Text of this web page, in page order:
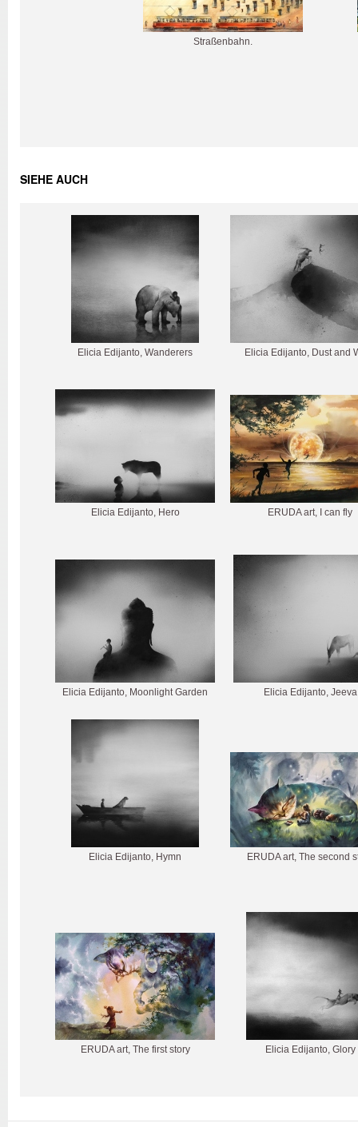
Straßenbahn.
SIEHE AUCH
Elicia Edijanto, Wanderers Elicia Edijanto, Dust and
Elicia Edijanto, Hero ERUDA art, I can fly
Elicia Edijanto, Moonlight Garden Elicia Edijanto, Jeeva
Elicia Edijanto, Hymn ERUDA art, The second
ERUDA art, The first story Elicia Edijanto, Glory